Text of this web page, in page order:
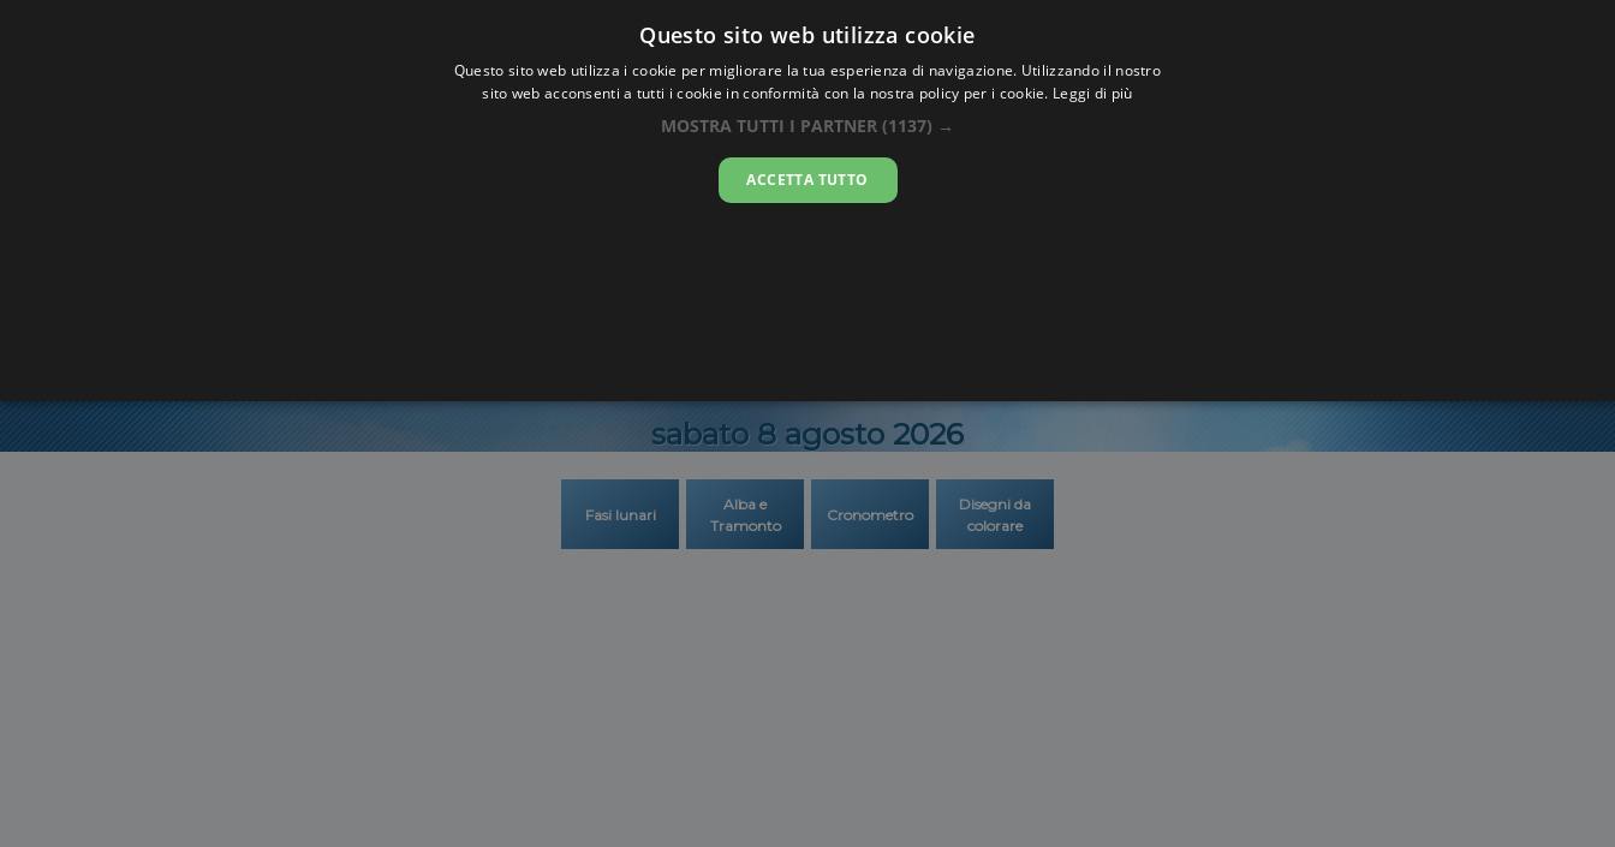
Oraesatta.co
Ora EsattaBan Houayxay
sabato 8 agosto 2026
Fasi lunari
Alba e
Tramonto
Cronometro
Disegni da
colorare
Questo sito web utilizza cookie
Questo sito web utilizza i cookie per migliorare la tua esperienza di navigazione. Utilizzando il nostro
sito web acconsenti a tutti i cookie in conformità con la nostra policy per i cookie. Leggi di più
MOSTRA TUTTI I PARTNER (1137) →
ACCETTA TUTTO